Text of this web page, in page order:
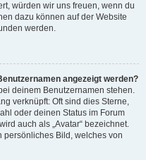
würden wir uns freuen, wenn du
dazu können auf der Website
werden.
angezeigt werden?
deinem Benutzernamen stehen.
verknüpft: Oft sind dies Sterne,
oder deinen Status im Forum
auch als „Avatar“ bezeichnet.
persönliches Bild, welches von